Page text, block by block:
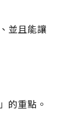
並且能讓
的重點。